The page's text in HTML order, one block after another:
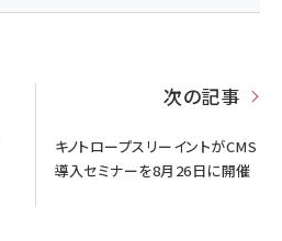
次の記事
キノトロープスリーイントがCMS
導入セミナーを8月26日に開催